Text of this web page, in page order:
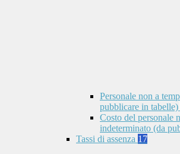
Personale non a
pubblicare in tabelle)
Costo del personale
indeterminato (da
Tassi di assenza 17